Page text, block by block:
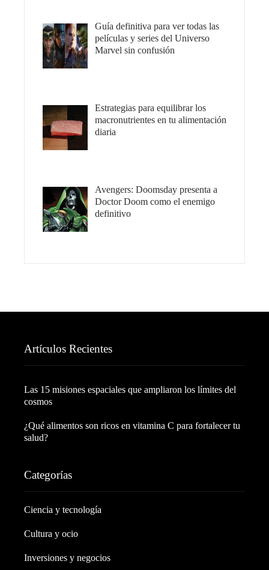
Guía definitiva para ver todas las
películas y series del Universo
Marvel sin confusión
Estrategias para equilibrar los
macronutrientes en tu alimentación
diaria
Avengers: Doomsday presenta a
Doctor Doom como el enemigo
definitivo
Artículos Recientes
Las 15 misiones espaciales que ampliaron los límites del
cosmos
¿Qué alimentos son ricos en vitamina C para fortalecer tu
salud?
Categorías
Ciencia y tecnología
Cultura y ocio
Inversiones y negocios